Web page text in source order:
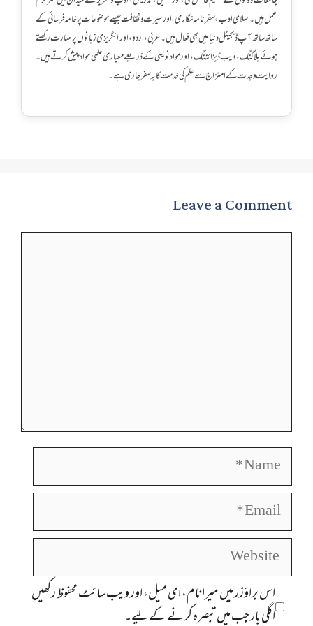
عمل ہیں۔ اسلامی ادب، سفرنامہ نگاری، اور سیرت و ثقافت جیسے موضوعات پر خامہ فرسائی کے
ساتھ ساتھ آپ ڈیجیٹل دنیا میں بھی فعال ہیں۔ عربی، اردو، اور انگریزی زبانوں پر مہارت رکھتے
ہوئے بلاگنگ، ویب ڈیزائننگ، اور مواد نویسی کے ذریعے معیاری علمی مواد پیش کرتے ہیں۔
روایت و جدت کے امتزاج سے علم کی خدمت کا یہ سفر جاری ہے۔
Leave a Comment
Name
Email
Website
اس براؤزر میں میرا نام، ای میل، اور ویب سائٹ محفوظ رکھیں
اگلی بار جب میں تبصرہ کرنے کےلیے۔